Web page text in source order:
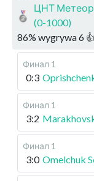
ЦНТ
(0-1000)
86% wygrywa6
Финал 1
0:3
Финал 1
3:2
Финал 1
3:0 Omelchuk